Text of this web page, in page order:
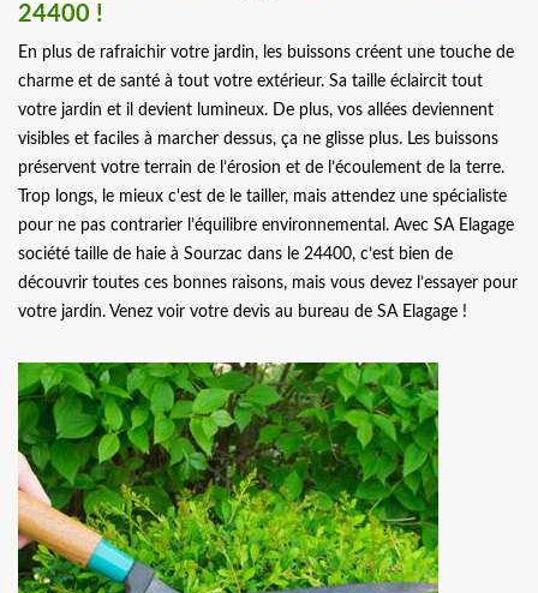
24400 !
En plus de rafraichir votre jardin, les buissons créent une touche de
charme et de santé à tout votre extérieur. Sa taille éclaircit tout
votre jardin et il devient lumineux. De plus, vos allées deviennent
visibles et faciles à marcher dessus, ça ne glisse plus. Les buissons
préservent votre terrain de l’érosion et de l’écoulement de la terre.
Trop longs, le mieux c'est de le tailler, mais attendez une spécialiste
pour ne pas contrarier l’équilibre environnemental. Avec SA Elagage
société taille de haie à Sourzac dans le 24400, c’est bien de
découvrir toutes ces bonnes raisons, mais vous devez l’essayer pour
votre jardin. Venez voir votre devis au bureau de SA Elagage !